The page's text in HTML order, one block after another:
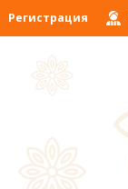
Регистрация